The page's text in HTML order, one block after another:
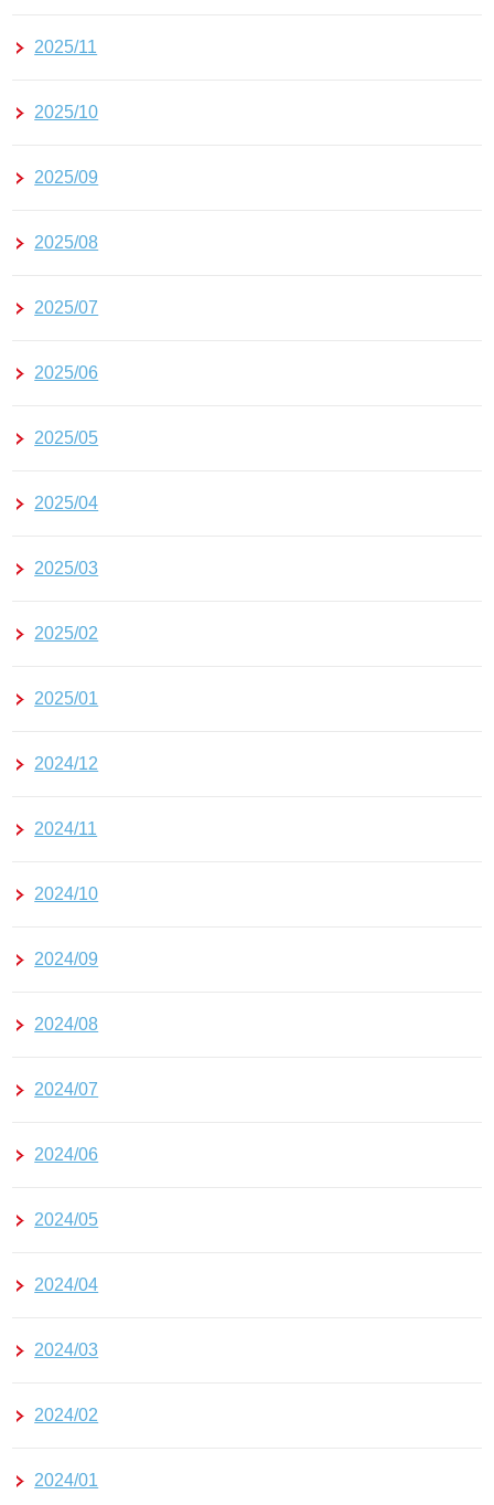
2025/11
2025/10
2025/09
2025/08
2025/07
2025/06
2025/05
2025/04
2025/03
2025/02
2025/01
2024/12
2024/11
2024/10
2024/09
2024/08
2024/07
2024/06
2024/05
2024/04
2024/03
2024/02
2024/01